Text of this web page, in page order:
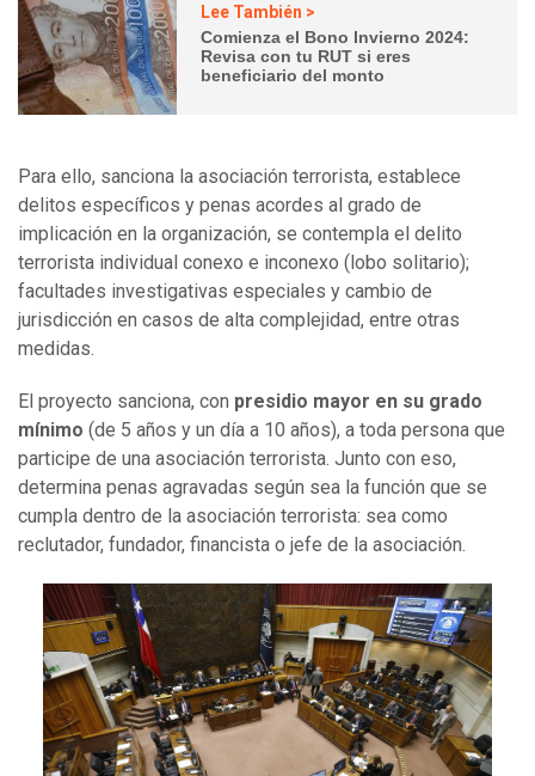
Lee También >
Comienza el Bono Invierno 2024:
Revisa con tu RUT si eres
beneficiario del monto
Para ello, sanciona la asociación terrorista, establece
delitos específicos y penas acordes al grado de
implicación en la organización, se contempla el delito
terrorista individual conexo e inconexo (lobo solitario);
facultades investigativas especiales y cambio de
jurisdicción en casos de alta complejidad, entre otras
medidas.
El proyecto sanciona, con presidio mayor en su grado
mínimo (de 5 años y un día a 10 años), a toda persona que
participe de una asociación terrorista. Junto con eso,
determina penas agravadas según sea la función que se
cumpla dentro de la asociación terrorista: sea como
reclutador, fundador, financista o jefe de la asociación.